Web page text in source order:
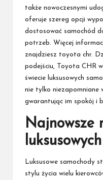
także nowoczesnymi
oferuje szereg opcji
dostosować samochód
potrzeb. Więcej
znajdziesz toyota chr.
podejściu, Toyota CHR
świecie luksusowych
nie tylko niezapomniane
gwarantując im spokój i
Najnowsze
Luksusowe samochody
stylu życia wielu